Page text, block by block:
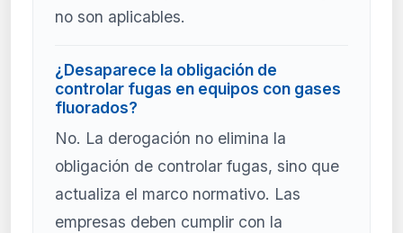
no son aplicables.
¿Desaparece la obligación de
controlar fugas en equipos con gases
fluorados?
No. La derogación no elimina la
obligación de controlar fugas, sino que
actualiza el marco normativo. Las
empresas deben cumplir con la